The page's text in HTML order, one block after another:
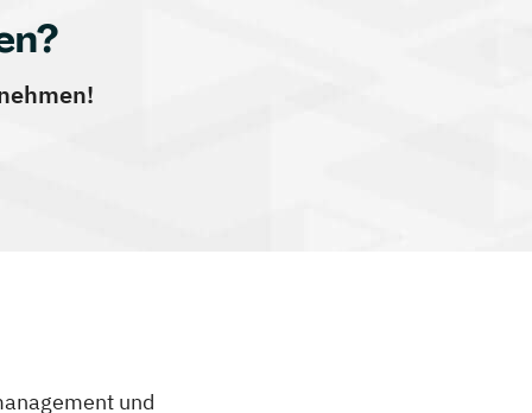
und